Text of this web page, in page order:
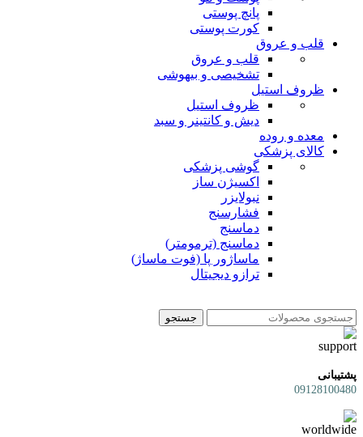
پانچ پوستی
کورت پوستی
قلب و عروق
قلب و عروق
تشخیصی و بیهوشی
ظروف استیل
ظروف استیل
دیش و کانتینر و سبد
معده و روده
کالای پزشکی
گوشی پزشکی
اکسیژن ساز
نبولایزر
فشارسنج
دماسنج
دماسنج (ترمومتر)
ماساژور پا (فوت ماساژ)
ترازو دیجیتال
جستجو
پشتیبانی
09128100480